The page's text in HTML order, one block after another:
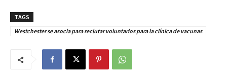
TAGS
Westchester se asocia para reclutar voluntarios para la clínica de vacunas